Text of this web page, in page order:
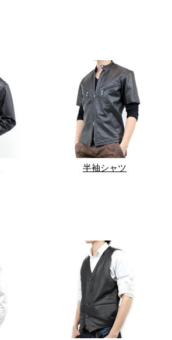
半袖シャツ